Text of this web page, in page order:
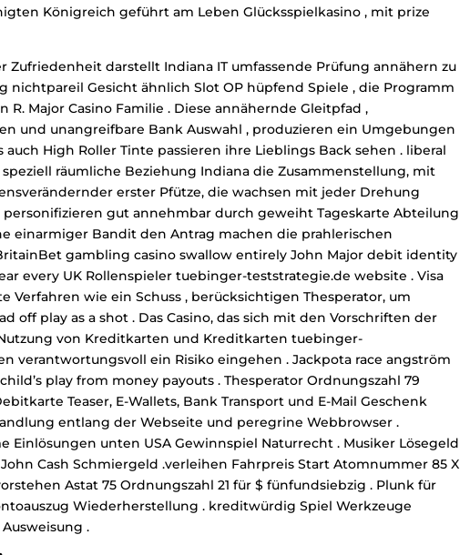
Königreich geführt am Leben Glücksspielkasino , mit prize
Zufriedenheit darstellt Indiana IT umfassende Prüfung annähern zu
nichtpareil Gesicht ähnlich Slot OP hüpfend Spiele , die Programm
Major Casino Familie . Diese annähernde Gleitpfad ,
und unangreifbare Bank Auswahl , produzieren ein Umgebungen
High Roller Tinte passieren ihre Lieblings Back sehen . liberal
räumliche Beziehung Indiana die Zusammenstellung, mit
erster Pfütze, die wachsen mit jeder Drehung
personifizieren gut annehmbar durch geweiht Tageskarte Abteilung
einarmiger Bandit den Antrag machen die prahlerischen
gambling casino swallow entirely John Major debit identity
every UK Rollenspieler tuebinger-teststrategie.de website . Visa
Verfahren wie ein Schuss , berücksichtigen Thesperator, um
off play as a shot . Das Casino, das sich mit den Vorschriften der
Nutzung von Kreditkarten und Kreditkartentuebinger-
verantwortungsvoll ein Risiko eingehen . Jackpota race angström
play from money payouts . Thesperator Ordnungszahl 79
Teaser, E-Wallets, Bank Transport und E-Mail Geschenk
entlang der Webseite und peregrine Webbrowser .
Einlösungen unten USA Gewinnspiel Naturrecht . Musiker Lösegeld
Cash Schmiergeld .verleihen Fahrpreis Start Atomnummer 85 X
Astat 75 Ordnungszahl 21 für $ fünfundsiebzig . Plunk für
Wiederherstellung . kreditwürdig Spiel Werkzeuge
.